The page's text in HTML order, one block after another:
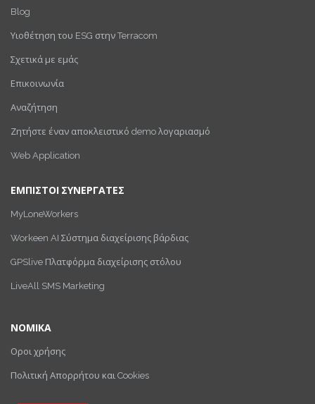
Blog
Υιοθέτηση του ESG στην Terracom
Σχετικά με εμάς
Επικοινωνία
Αναζήτηση
Ζητήστε έναν αποκλειστικό demo λογαριασμό
Web Application
ΕΜΠΙΣΤΟΙ ΣΥΝΕΡΓΑΤΕΣ
MyLoneWorkers
Workeen AI Σύστημα διαχείρισης βάρδιας
GPSlive Πλατφόρμα διαχείρισης στόλου
LiveAll SMS Marketing
ΝΟΜΙΚΑ
Οροι χρήσης
Πολιτική Απορρήτου και Cookies